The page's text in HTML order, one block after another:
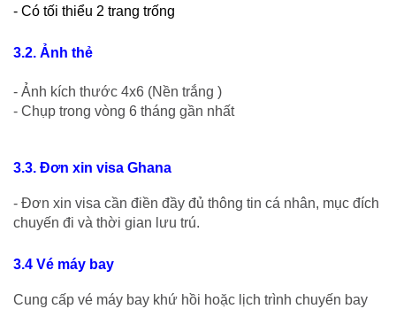
- Có tối thiểu 2 trang trống
3.2. Ảnh thẻ
- Ảnh kích thước 4x6 (Nền trắng )
- Chụp trong vòng 6 tháng gần nhất
3.3. Đơn xin visa Ghana
- Đơn xin visa cần điền đầy đủ thông tin cá nhân, mục đích
chuyến đi và thời gian lưu trú.
3.4 Vé máy bay
Cung cấp vé máy bay khứ hồi hoặc lịch trình chuyến bay